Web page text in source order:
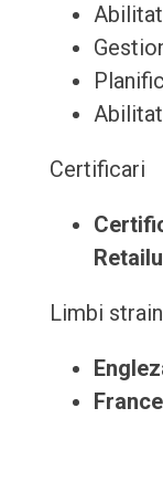
Certificari
Limbi